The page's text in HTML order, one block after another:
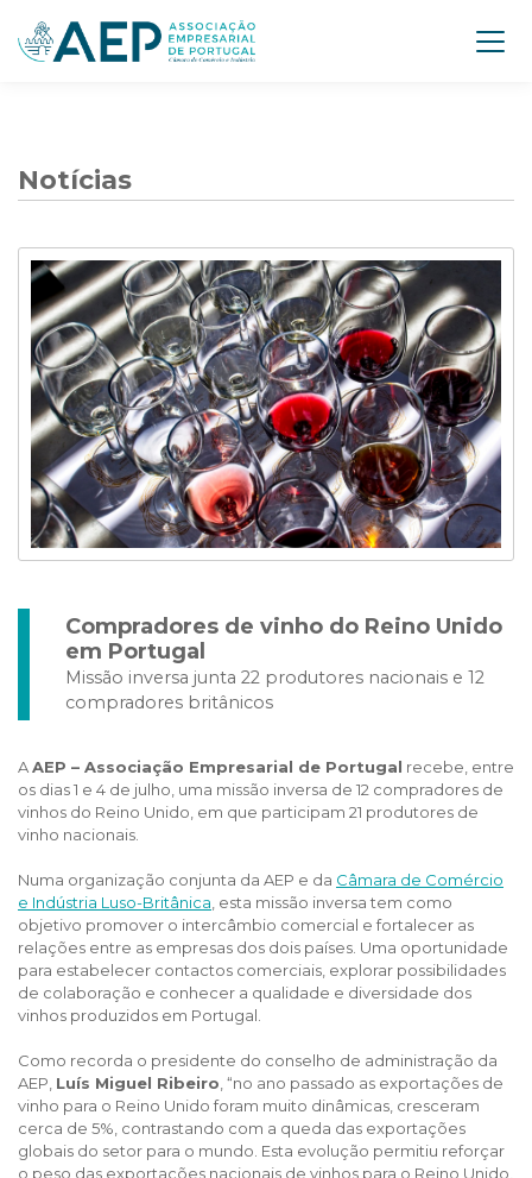
Notícias
Compradores de vinho do Reino Unido
em Portugal
Missão inversa junta 22 produtores nacionais e 12
compradores britânicos
AAEP – Associação Empresarial de Portugal recebe, entre
os dias 1 e 4 de julho, uma missão inversa de 12 compradores de
vinhos do Reino Unido, em que participam 21 produtores de
vinho nacionais.
Numa organização conjunta da AEP e da Câmara de Comércio
e Indústria Luso-Britânica , esta missão inversa tem como
objetivo promover o intercâmbio comercial e fortalecer as
relações entre as empresas dos dois países. Uma oportunidade
para estabelecer contactos comerciais, explorar possibilidades
de colaboração e conhecer a qualidade e diversidade dos
vinhos produzidos em Portugal.
Como recorda o presidente do conselho de administração da
AEP, Luís Miguel Ribeiro , “no ano passado as exportações de
vinho para o Reino Unido foram muito dinâmicas, cresceram
cerca de 5%, contrastando com a queda das exportações
globais do setor para o mundo. Esta evolução permitiu reforçar
o peso das exportações nacionais de vinhos para o Reino Unido,